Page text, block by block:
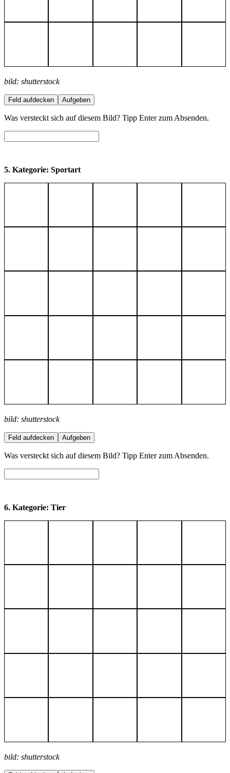
bild: shutterstock
Feld aufdecken Aufgeben
Was versteckt sich auf diesem Bild? Tipp Enter zum Absenden.
5. Kategorie: Sportart
bild: shutterstock
Feld aufdecken Aufgeben
Was versteckt sich auf diesem Bild? Tipp Enter zum Absenden.
6. Kategorie: Tier
bild: shutterstock